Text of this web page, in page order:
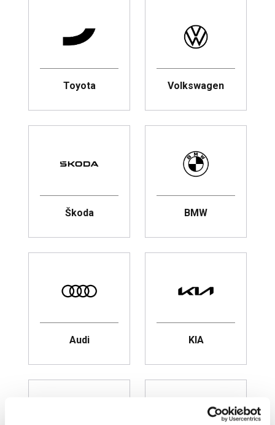
Toyota Volkswagen
Škoda BMW
Audi KIA